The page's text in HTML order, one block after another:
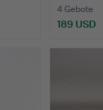
4 Gebote
189 USD